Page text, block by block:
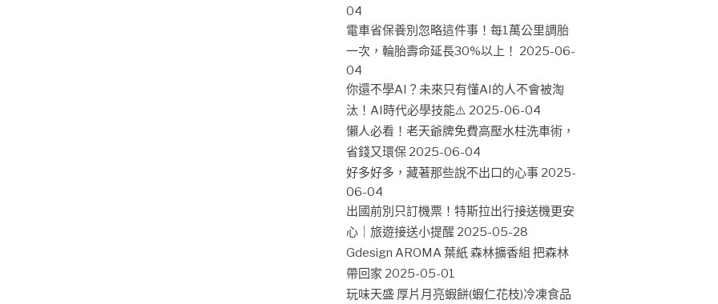
04
電車省保養別忽略這件事！每1萬公里調胎
一次，輪胎壽命延長30%以上！ 2025-06-
04
你還不學AI？未來只有懂AI的人不會被淘
汰！AI時代必學技能⚠️ 2025-06-04
懶人必看！老天爺牌免費高壓水柱洗車術，
省錢又環保 2025-06-04
好多好多，藏著那些說不出口的心事 2025-
06-04
出國前別只訂機票！特斯拉出行接送機更安
心｜旅遊接送小提醒 2025-05-28
Gdesign AROMA 葉紙 森林擴香組 把森林
帶回家 2025-05-01
玩味天盛 厚片月亮蝦餅(蝦仁花枝)冷凍食品